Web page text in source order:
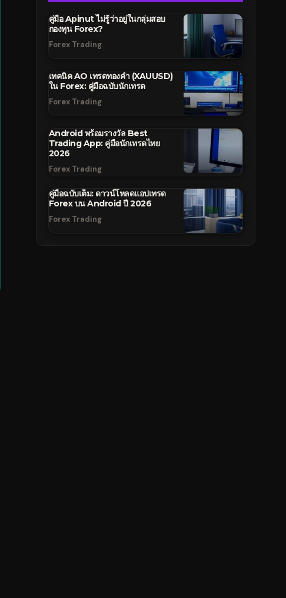
คู่มือ Apinut ไม่รู้ว่าอยู่ในกลุ่มสอบ
กองทุน Forex?
Forex Trading
เทคนิค AO เทรดทองคำ (XAUUSD)
ใน Forex: คู่มือฉบับนักเทรด
Forex Trading
Android พร้อมรางวัล Best
Trading App: คู่มือนักเทรดไทย
2026
Forex Trading
คู่มือฉบับเต็ม: ดาวน์โหลดแอปเทรด
Forex บน Android ปี 2026
Forex Trading